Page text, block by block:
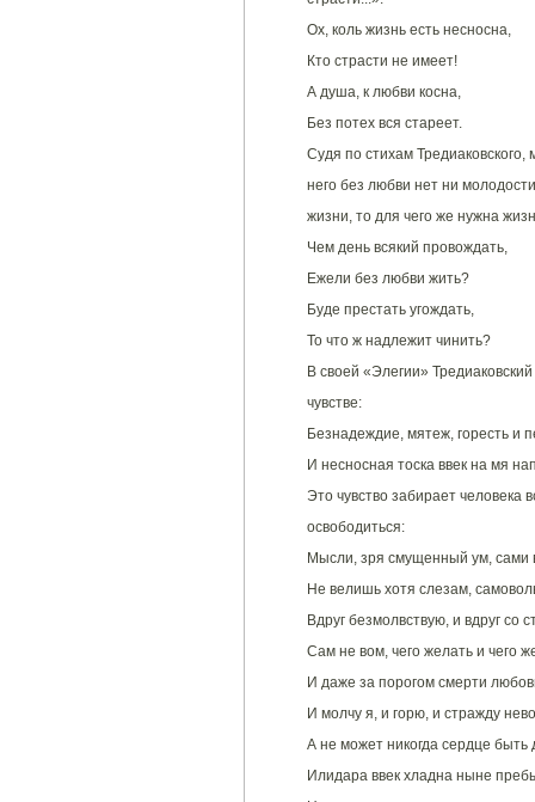
Ох, коль жизнь есть несносна,
Кто страсти не имеет!
А душа, к любви косна,
Без потех вся стареет.
Судя по стихам
него без любви нет ни
жизни, то для чего же нужна
Чем день всякий провождать,
Ежели без любви жить?
Буде престать угождать,
То что ж надлежит чинить?
В своей «Элегии»
чувстве:
Безнадеждие, мятеж, горесть и
И несносная тоска ввек на мя
Это чувство забирает человека
освободиться:
Мысли, зря смущенный ум, сами
Не велишь хотя слезам,
Вдруг безмолвствую, и вдруг со
Сам не вом, чего желать и чего
И даже за порогом смерти
И молчу я, и горю, и стражду
А не может никогда сердце быть
Илидара ввек хладна ныне